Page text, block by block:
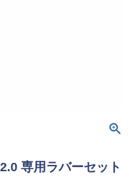
専用ラバーセット